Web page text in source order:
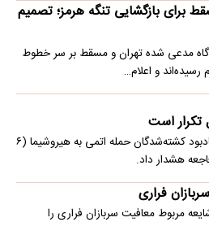
برای بازگشایی تنگه هرمز؛ تصمیم
آگاه مدعی شده تهران و مسقط بر سر خطوط
رسیده‌اند و اعلام…
تکرار است
سفیر ایران در توکیو، در مراسم یادبود کشته‌شدگان حمله اتمی به هیروشیما (۶
فراری
مربوط معافیت سربازان فراری را